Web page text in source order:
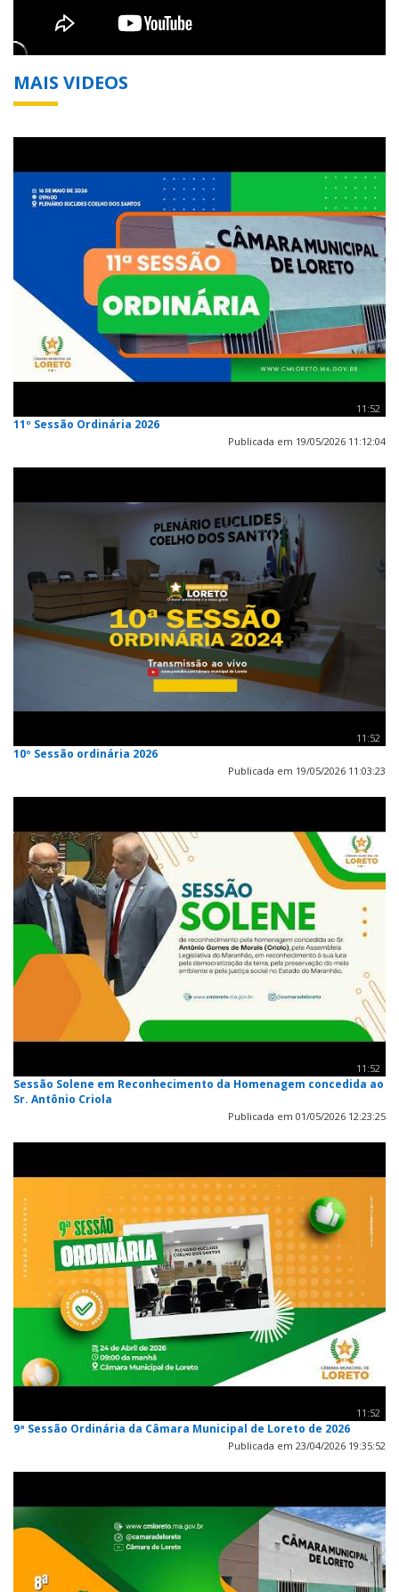
MAIS VIDEOS
11:52
11º Sessão Ordinária 2026
Publicada em 19/05/2026 11:12:04
11:52
10º Sessão ordinária 2026
Publicada em 19/05/2026 11:03:23
11:52
Sessão Solene em Reconhecimento da Homenagem concedida ao
Sr. Antônio Criola
Publicada em 01/05/2026 12:23:25
11:52
9ª Sessão Ordinária da Câmara Municipal de Loreto de 2026
Publicada em 23/04/2026 19:35:52